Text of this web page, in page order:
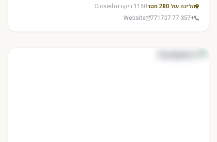
הליכה של 280 מטר 1150 ביקורות
Closed
+357 77 771707
Website